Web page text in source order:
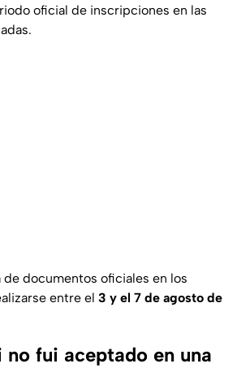
oficial de inscripciones en las
documentos oficiales en los
entre el 3 y el 7 de agosto de
no fui aceptado en una